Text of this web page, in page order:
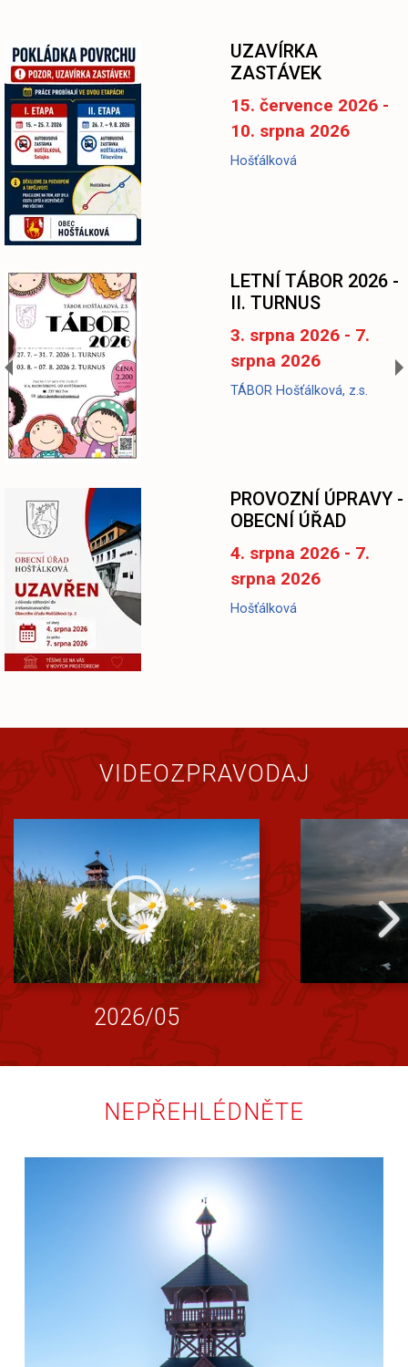
UZAVÍRKA
ZASTÁVEK
15. července 2026 -
10. srpna 2026
Hošťálková
LETNÍ TÁBOR 2026 -
II. TURNUS
3. srpna 2026 - 7.
srpna 2026
TÁBOR Hošťálková, z.s.
PROVOZNÍ ÚPRAVY -
OBECNÍ ÚŘAD
4. srpna 2026 - 7.
srpna 2026
Hošťálková
VIDEOZPRAVODAJ
2026/05
NEPŘEHLÉDNĚTE